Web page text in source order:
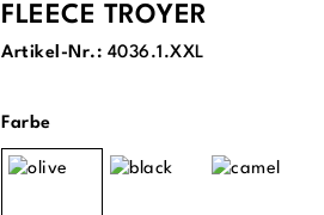
FLEECE TROYER
Artikel-Nr.: 4036.1.XXL
Farbeauswählen